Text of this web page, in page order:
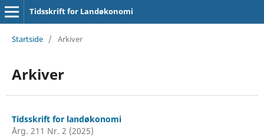
Tidsskrift for Landøkonomi
Startside / Arkiver
Arkiver
Tidsskrift for landøkonomi
Årg. 211 Nr. 2 (2025)